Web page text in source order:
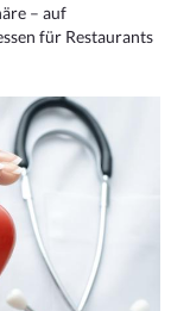
– auf
für Restaurants